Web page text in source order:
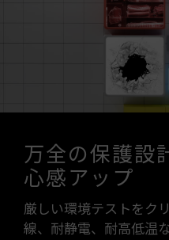
万全の保護設
心感アップ
厳しい環境テストをク
線、耐静電、耐高低温